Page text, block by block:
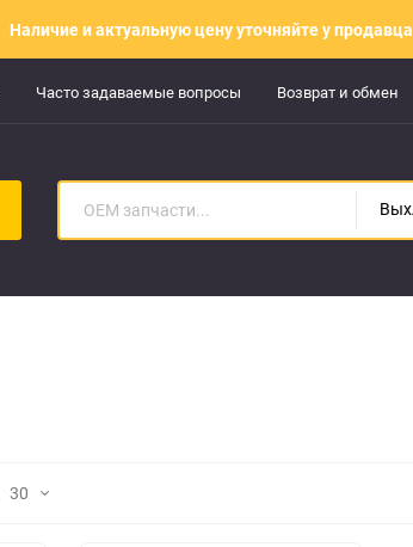
Наличие и актуальную цену уточняйте у продавца
Часто задаваемые вопросы Возврат и обмен
30